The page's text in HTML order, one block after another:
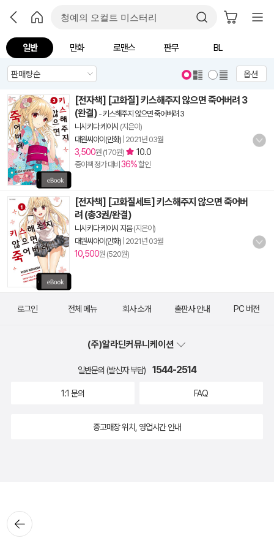
일반 만화 로맨스 판무 BL
옵션
[전자책] [고화질] 키스해주지 않으면 죽어버려 3
(완결) -키스해주지 않으면 죽어버려 3
니시키다 케이시 (지은이)
대원씨아이(만화) 2021년 03월
3,500원 (170원) 10.0
종이책 정가 대비 36%할인
[전자책] [고화질세트] 키스해주지 않으면 죽어버
려 (총3권/완결)
니시키다 케이시 지음(지은이)
대원씨아이(만화) 2021년 03월
10,500원 (520원)
뒤로가
기
로그인 전체 메뉴 회사 소개 출판사 안내 PC 버전
(주)알라딘커뮤니케이션
일반문의 (발신자 부담) 1544-2514
1:1 문의 FAQ
중고매장 위치, 영업시간 안내